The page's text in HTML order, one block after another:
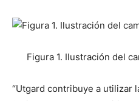
Figura 1. Ilustración del
“Utgard contribuye a utilizar